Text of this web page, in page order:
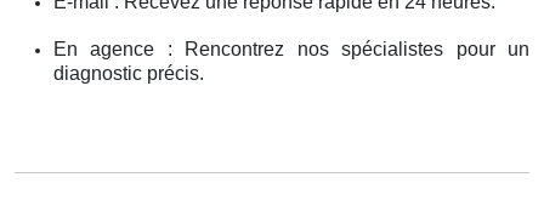
En agence : Rencontrez nos spécialistes pour un
diagnostic précis.